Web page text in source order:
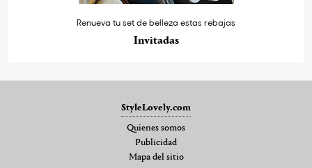
Renueva tu set de belleza estas rebajas
Invitadas
StyleLovely.com
Quienes somos
Publicidad
Mapa del sitio